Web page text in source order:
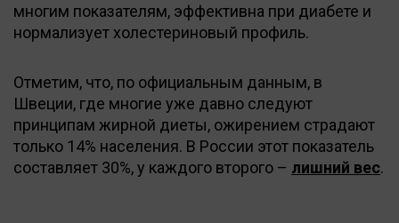
многим показателям, эффективна при диабете и
нормализует холестериновый профиль.
Отметим, что, по официальным данным, в
Швеции, где многие уже давно следуют
принципам жирной диеты, ожирением страдают
только 14% населения. В России этот показатель
составляет 30%, у каждого второго – лишний вес.